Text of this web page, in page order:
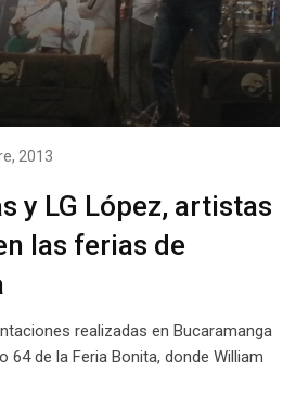
2013
y LG López, artistas
las ferias de
realizadas en Bucaramanga
64 de la Feria Bonita, donde William